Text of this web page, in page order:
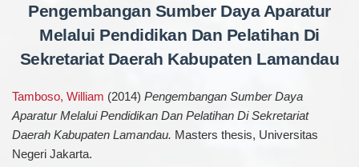
Pengembangan Sumber Daya Aparatur
Melalui Pendidikan Dan Pelatihan Di
Sekretariat Daerah Kabupaten Lamandau
Tamboso, William (2014) Pengembangan Sumber Daya
Aparatur Melalui Pendidikan Dan Pelatihan Di Sekretariat
Daerah Kabupaten Lamandau. Masters thesis, Universitas
Negeri Jakarta.